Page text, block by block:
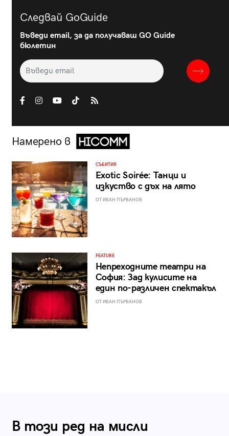
Следвай GoGuide
Въведи email, за да получаваш GO Guide
бюлетин
Намерено в
СЪБИТИЯ
Exotic Soirée: Танци и
изкуство с дъх на лято
ОТ ИВАН ПЪРВАНОВ
FEATURE
Непреходните театри на
София: Зад кулисите на
един по-различен спектакъл
ОТ ИВАН ПЪРВАНОВ
В този ред на мисли